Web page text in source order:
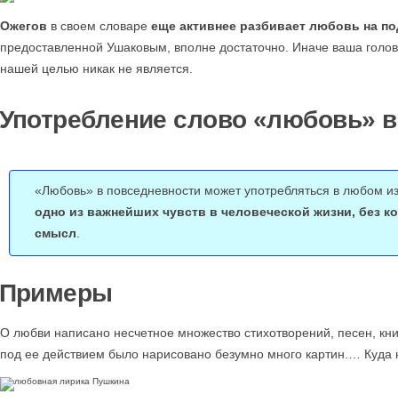
Ожегов в своем словаре еще активнее разбивает любовь на
предоставленной Ушаковым, вполне достаточно. Иначе ваша
нашей целью никак не является.
слово «любовь»
«Любовь» в повседневности может употребляться в любом
одно из важнейших чувств в человеческой жизни, без
смысл
О любви написано несчетное множество стихотворений, песен,
под ее действием было нарисовано безумно много картин.… Куда